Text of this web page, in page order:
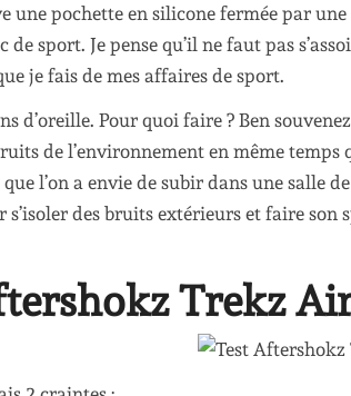
une pochette en silicone fermée par
sport. Je pense qu’il ne faut pas
je fais de mes affaires de sport.
d’oreille. Pour quoi faire ? Ben
de l’environnement en même temps
l’on a envie de subir dans une salle
s’isoler des bruits extérieurs et faire son
Trekz